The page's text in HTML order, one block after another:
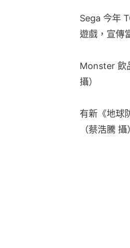
Sega 今年
遊戲，宣傳
Monster 飲
攝）
有新《地球
（蔡浩騰 攝